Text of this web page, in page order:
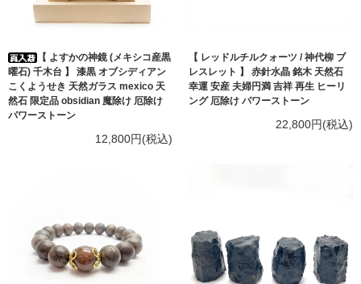
【 よすかの神鏡 (メキシコ産黒
曜石) 千木台 】 漆黒 オブシディアン
こくようせき 天然ガラス mexico 天
然石 限定品 obsidian 魔除け 厄除け
パワーストーン
12,800円(税込)
【 レッドルチルクォーツ / 神代柳 ブ
レスレット 】 赤針水晶 銘木 天然石
幸運 安産 夫婦円満 吉祥 再生 ヒーリ
ング 厄除け パワーストーン
22,800円(税込)